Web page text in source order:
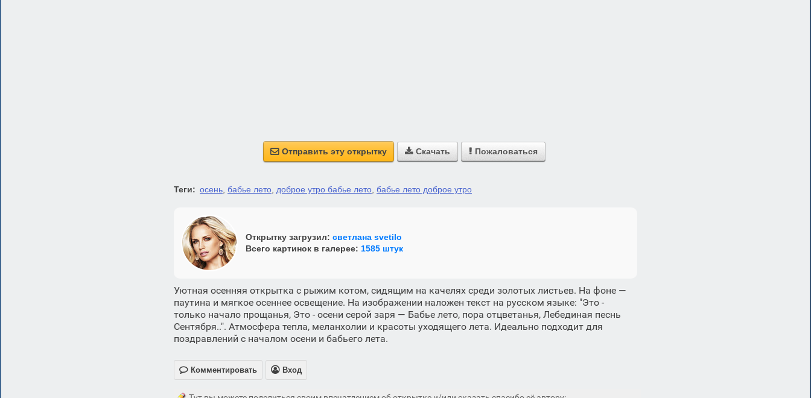
 Отправить эту открытку  Скачать  Пожаловаться
Теги: осень бабье лето доброе утро бабье лето бабье лето доброе утро
Открытку загрузил: светлана svetilo
Всего картинок в галерее: 1585 штук
Уютная осенняя открытка с рыжим котом, сидящим на качелях среди золотых листьев. На фоне —
паутина и мягкое осеннее освещение. На изображении наложен текст на русском языке: "Это -
только начало прощанья, Это - осени серой заря — Бабье лето, пора отцветанья, Лебединая песнь
Сентября..". Атмосфера тепла, меланхолии и красоты уходящего лета. Идеально подходит для
поздравлений с началом осени и бабьего лета.
 Комментировать  Вход